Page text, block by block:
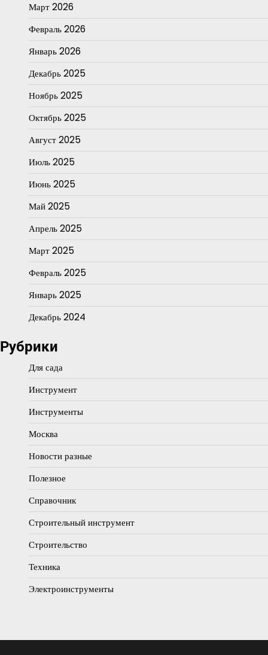
Март 2026
Февраль 2026
Январь 2026
Декабрь 2025
Ноябрь 2025
Октябрь 2025
Август 2025
Июль 2025
Июнь 2025
Май 2025
Апрель 2025
Март 2025
Февраль 2025
Январь 2025
Декабрь 2024
Рубрики
Для сада
Инструмент
Инструменты
Москва
Новости разные
Полезное
Справочник
Строительный инструмент
Строительство
Техника
Электроинструменты